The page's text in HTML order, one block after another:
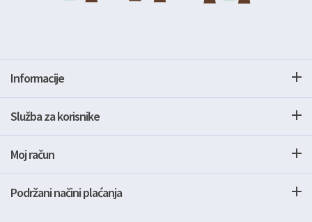
Informacije
Služba za korisnike
Moj račun
Podržani načini plaćanja